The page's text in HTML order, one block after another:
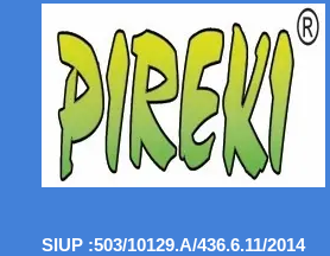
SIUP :503/10129.A/436.6.11/2014